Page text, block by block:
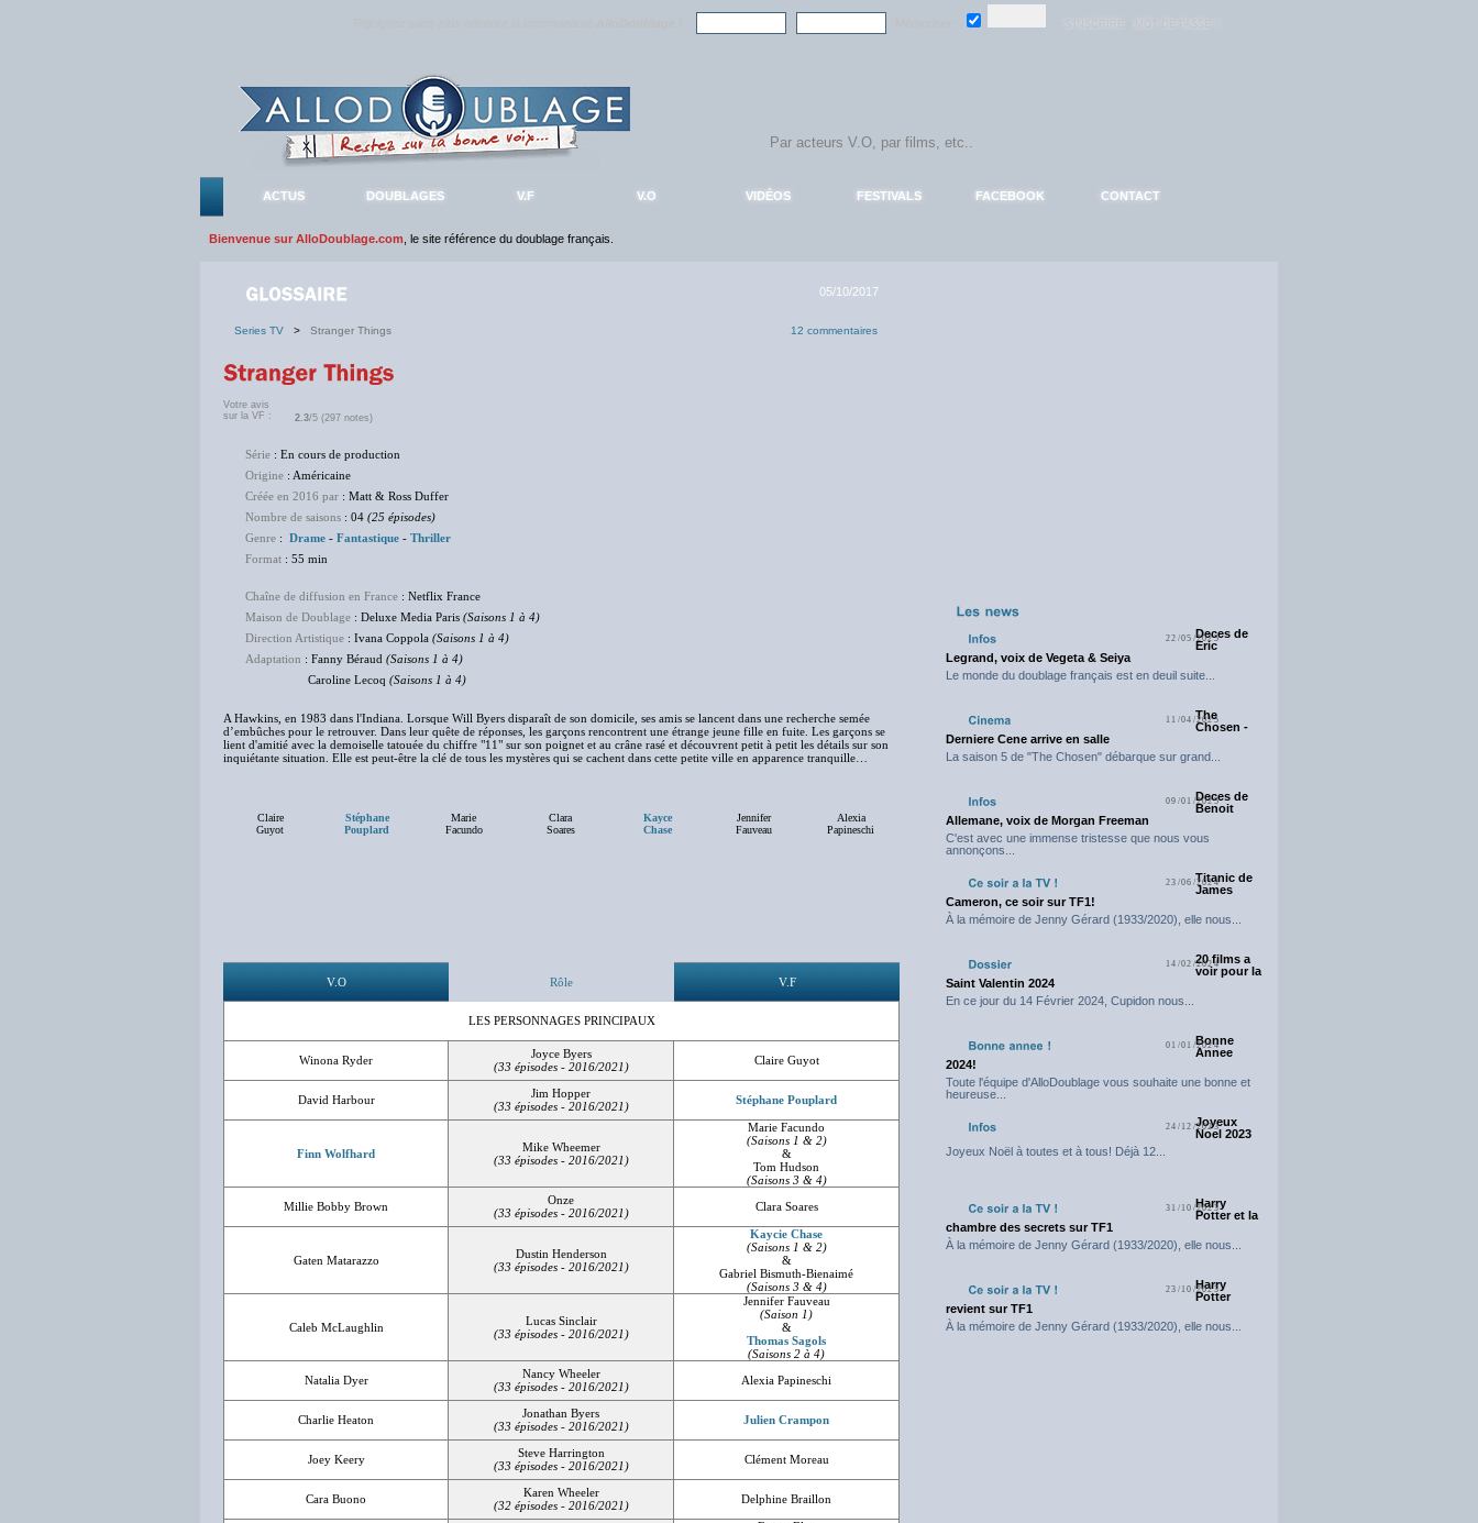
ACTUS DOUBLAGES V.F V.O VIDÉOS FESTIVALS FACEBOOK CONTACT
Bienvenue sur AlloDoublage.com , le site référence du doublage français.
05/10/2017
Series TV > Stranger Things 12 commentaires
Votre avis
sur la VF :
2.3/5 (297 notes)
Série : En cours de production
Origine : Américaine
Créée en 2016 par : Matt & Ross Duffer
Nombre de saisons : 04 (25 épisodes)
Genre : Drame - Fantastique - Thriller
Format : 55 min
Chaîne de diffusion en France : Netflix France
Maison de Doublage : Deluxe Media Paris (Saisons 1 à 4)
Direction Artistique : Ivana Coppola (Saisons 1 à 4)
Adaptation : Fanny Béraud (Saisons 1 à 4)
Caroline Lecoq (Saisons 1 à 4)
A Hawkins, en 1983 dans l'Indiana. Lorsque Will Byers disparaît de son domicile, ses amis se lancent dans une recherche semée
d’embûches pour le retrouver. Dans leur quête de réponses, les garçons rencontrent une étrange jeune fille en fuite. Les garçons se
lient d'amitié avec la demoiselle tatouée du chiffre "11" sur son poignet et au crâne rasé et découvrent petit à petit les détails sur son
inquiétante situation. Elle est peut-être la clé de tous les mystères qui se cachent dans cette petite ville en apparence tranquille…
Claire
Guyot
Stéphane
Pouplard
Marie
Facundo
Clara
Soares
Kayce
Chase
Jennifer
Fauveau
Alexia
Papineschi
V.O Rôle V.F
LES PERSONNAGES PRINCIPAUX
Winona Ryder
Joyce Byers
(33 épisodes - 2016/2021)
Claire Guyot
David Harbour
Jim Hopper
(33 épisodes - 2016/2021)
Stéphane Pouplard
Finn Wolfhard
Mike Wheemer
(33 épisodes - 2016/2021)
Marie Facundo
(Saisons 1 & 2)
&
Tom Hudson
(Saisons 3 & 4)
Millie Bobby Brown
Onze
(33 épisodes - 2016/2021)
Clara Soares
Gaten Matarazzo
Dustin Henderson
(33 épisodes - 2016/2021)
Kaycie Chase
(Saisons 1 & 2)
&
Gabriel Bismuth-Bienaimé
(Saisons 3 & 4)
Caleb McLaughlin
Lucas Sinclair
(33 épisodes - 2016/2021)
Jennifer Fauveau
(Saison 1)
&
Thomas Sagols
(Saisons 2 à 4)
Natalia Dyer
Nancy Wheeler
(33 épisodes - 2016/2021)
Alexia Papineschi
Charlie Heaton
Jonathan Byers
(33 épisodes - 2016/2021)
Julien Crampon
Joey Keery
Steve Harrington
(33 épisodes - 2016/2021)
Clément Moreau
Cara Buono
Karen Wheeler
(32 épisodes - 2016/2021)
Delphine Braillon
22/05/2025Deces de
Eric
Legrand, voix de Vegeta & Seiya
Le monde du doublage français est en deuil suite...
11/04/2025
The
Chosen -
Derniere Cene arrive en salle
La saison 5 de "The Chosen" débarque sur grand...
09/01/2025Deces de
Benoit
Allemane, voix de Morgan Freeman
C'est avec une immense tristesse que nous vous
annonçons...
23/06/2024Titanic de
James
Cameron, ce soir sur TF1!
À la mémoire de Jenny Gérard (1933/2020), elle nous...
14/02/202420 films a
voir pour la
Saint Valentin 2024
En ce jour du 14 Février 2024, Cupidon nous...
01/01/2024
Bonne
Annee
2024!
Toute l'équipe d'AlloDoublage vous souhaite une bonne et
heureuse...
24/12/2023
Joyeux
Noel 2023
Joyeux Noël à toutes et à tous! Déjà 12...
31/10/2023
Harry
Potter et la
chambre des secrets sur TF1
À la mémoire de Jenny Gérard (1933/2020), elle nous...
23/10/2023
Harry
Potter
revient sur TF1
À la mémoire de Jenny Gérard (1933/2020), elle nous...